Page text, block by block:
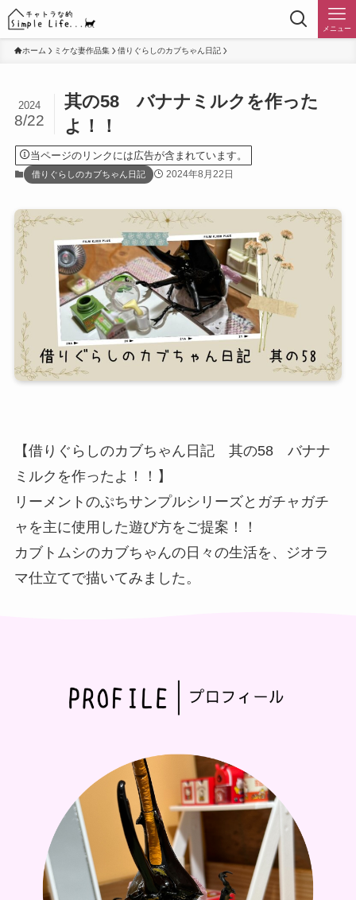
メニュー
ホーム ミケな妻作品集 借りぐらしのカブちゃん日記
其の58 バナナミルクを作った
よ！！
2024
8/22
当ページのリンクには広告が含まれています。
借りぐらしのカブちゃん日記 2024年8月22日
【借りぐらしのカブちゃん日記 其の58 バナナ
ミルクを作ったよ！！】
リーメントのぷちサンプルシリーズとガチャガチ
ャを主に使用した遊び方をご提案！！
カブトムシのカブちゃんの日々の生活を、ジオラ
マ仕立てで描いてみました。